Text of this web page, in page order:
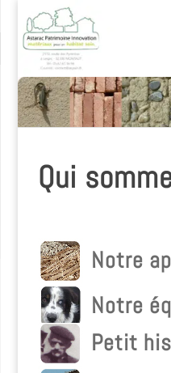
Qui
Notre
Notre
Petit